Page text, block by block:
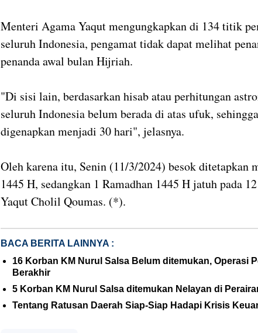
Menteri Agama Yaqut mengungkapkan di 134 titik
seluruh Indonesia, pengamat tidak dapat melihat
penanda awal bulan Hijriah.
"Di sisi lain, berdasarkan hisab atau perhitungan
seluruh Indonesia belum berada di atas ufuk,
digenapkan menjadi 30 hari", jelasnya.
Oleh karena itu, Senin (11/3/2024) besok ditetapkan
1445 H, sedangkan 1 Ramadhan 1445 H jatuh pada
Yaqut Cholil Qoumas. (*).
BACA BERITA LAINNYA :
16 Korban KM Nurul Salsa Belum ditemukan, Operasi
Berakhir
5 Korban KM Nurul Salsa ditemukan Nelayan di
Tentang Ratusan Daerah Siap-Siap Hadapi Krisis